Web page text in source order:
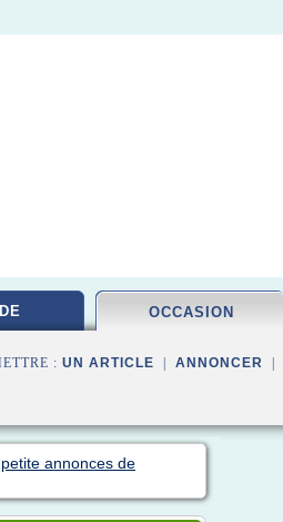
OCCASION
: UN ARTICLE ANNONCER
petite annonces de